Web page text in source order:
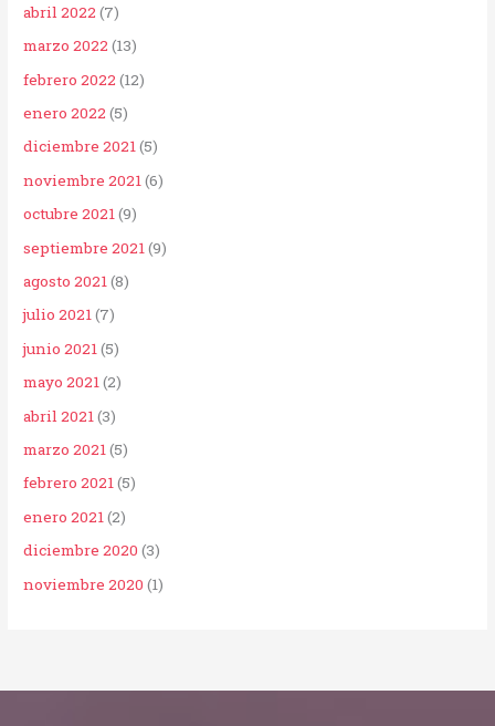
abril 2022 (7)
marzo 2022 (13)
febrero 2022 (12)
enero 2022 (5)
diciembre 2021(5)
noviembre 2021(6)
octubre 2021(9)
septiembre 2021(9)
agosto 2021(8)
julio 2021(7)
junio 2021(5)
mayo 2021(2)
abril 2021(3)
marzo 2021(5)
febrero 2021(5)
enero 2021(2)
diciembre 2020 (3)
noviembre 2020 (1)